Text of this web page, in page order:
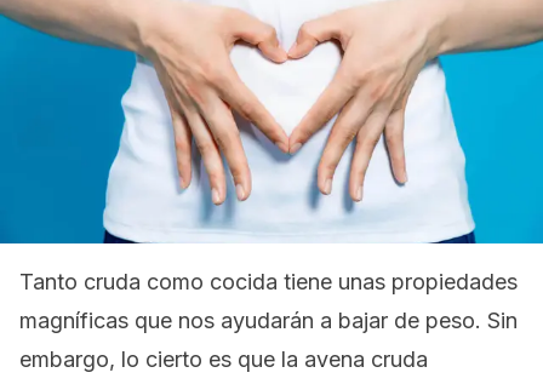
Tanto cruda como cocida tiene unas propiedades
magníficas que nos ayudarán a bajar de peso. Sin
embargo, lo cierto es que la avena cruda